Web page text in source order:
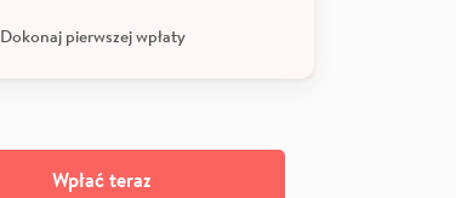
Dokonaj pierwszej wpłaty
Wpłać teraz